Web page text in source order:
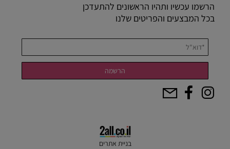
הרשמו עכשיו ותהיו הראשונים להתעדכן
בכל המבצעים והפריטים שלנו
בניית אתרים